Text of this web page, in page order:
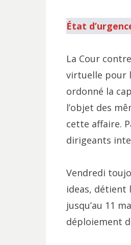
État
La Cour
virtuelle pour
ordonné la
l’objet des
cette affaire.
dirigeants
Vendredi
ideas, détient
jusqu’au 11
déploiement